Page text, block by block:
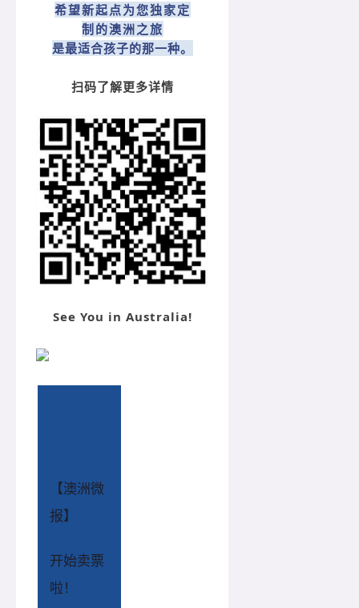
希望新起点为您独家定
制的澳洲之旅
是最适合孩子的那一种。
扫码了解更多详情
See You in Australia!
【澳洲微
报】
开始卖票
啦！